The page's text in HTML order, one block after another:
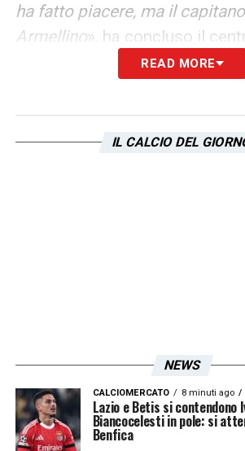
ha fatto piacere, ma il
Armellino», ha concluso il
La stagione per l’Avellinosi
offerta contro la
Lazio
, per
READ MORE
IL CALCIO DEL
NEWS
CALCIOMERCATO 8 minuti ago
Lazio e Betis si contendono
Biancocelesti in pole: si
Benfica